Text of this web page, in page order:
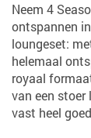
Neem 4
ontspannen
loungeset:
helemaal
royaal
van een stoer
vast heel